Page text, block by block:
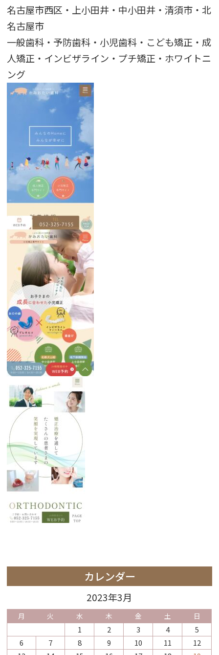
名古屋市西区・上小田井・中小田井・清須市・北
名古屋市
一般歯科・予防歯科・小児歯科・こども矯正・成
人矯正・インビザライン・プチ矯正・ホワイトニ
ング
カレンダー
2023年3月
月 火 水 木 金 土 日
1 2 3 4
5
6
7 8 9 10 11
12